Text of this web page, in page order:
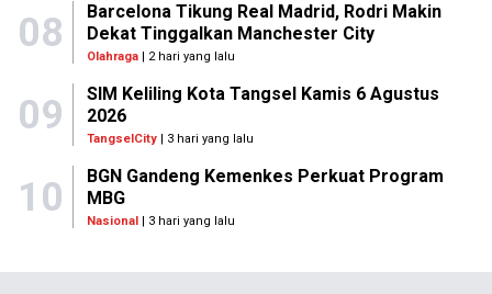
08
Barcelona Tikung Real Madrid, Rodri Makin
Dekat Tinggalkan Manchester City
Olahraga| 2 hari yang lalu
09
SIM Keliling Kota Tangsel Kamis 6 Agustus
2026
TangselCity| 3 hari yang lalu
10
BGN Gandeng Kemenkes Perkuat Program
MBG
Nasional| 3 hari yang lalu